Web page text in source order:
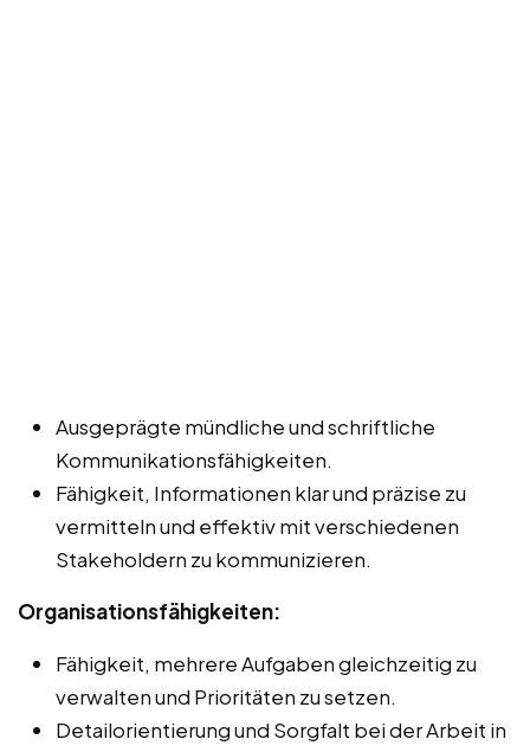
Ausgeprägte mündliche und schriftliche
Kommunikationsfähigkeiten.
Fähigkeit, Informationen klar und präzise zu
vermitteln und effektiv mit verschiedenen
Stakeholdern zu kommunizieren.
Organisationsfähigkeiten:
Fähigkeit, mehrere Aufgaben gleichzeitig zu
verwalten und Prioritäten zu setzen.
Detailorientierung und Sorgfalt bei der Arbeit in